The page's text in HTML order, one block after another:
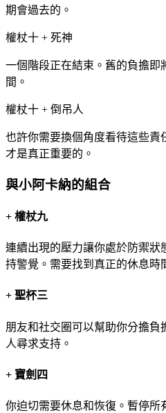
期會過去的。
權杖十 + 死神
一個階段正在結束。舊的負擔即
間。
權杖十 + 倒吊人
也許你需要換個角度看待這些責
才是真正重要的。
與小阿卡納的組合
+ 權杖九
連續出現的壓力讓你處於防禦狀
持警覺。需要找到真正的休息時
+ 聖杯三
朋友和社交圈可以幫助你分擔負
人尋求支持。
+ 寶劍四
你迫切需要休息和恢復。暫停所